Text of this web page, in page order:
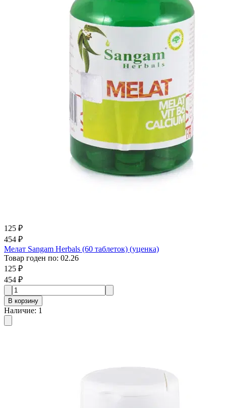
125 ₽
454 ₽
Мелат Sangam Herbals (60 таблеток) (уценка)
Товар годен по: 02.26
125 ₽
454 ₽
В корзину
Наличие: 1